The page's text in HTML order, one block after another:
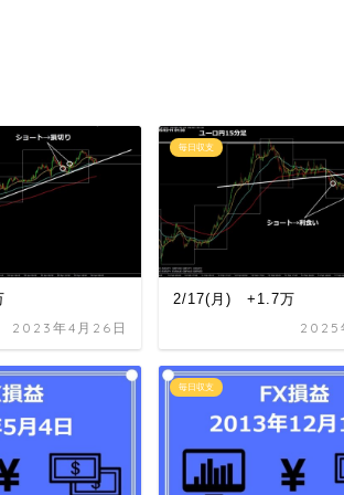
2023年4月26日
毎日収支
2/17(月) +1.7万
2025
毎日収支